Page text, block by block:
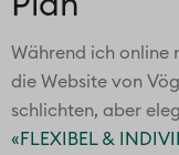
Während ich online
die Website von
schlichten, aber
«FLEXIBEL &